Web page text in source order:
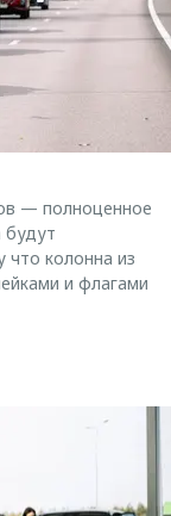
— полноценное
будут
что колонна из
и флагами